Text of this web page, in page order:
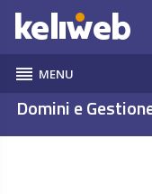
reorder MENU
Domini e